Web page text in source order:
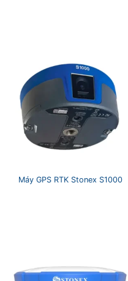
Máy GPS RTK Stonex S1000